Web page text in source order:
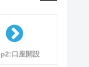
口座開設